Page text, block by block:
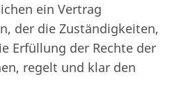
ein Vertrag
der die Zuständigkeiten,
Erfüllung der Rechte der
regelt und klar den